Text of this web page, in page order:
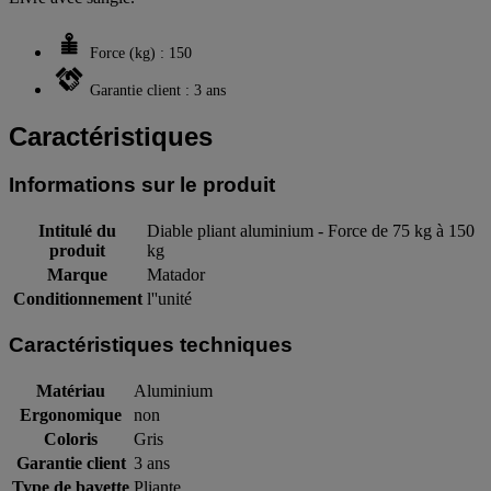
Force (kg) : 150
Garantie client : 3 ans
Caractéristiques
Informations sur le produit
Intitulé du
produit
Diable pliant aluminium - Force de 75 kg à 150
kg
Marque
Matador
Conditionnement l''unité
Caractéristiques techniques
Matériau
Aluminium
Ergonomique
non
Coloris
Gris
Garantie client 3 ans
Type de bavette Pliante